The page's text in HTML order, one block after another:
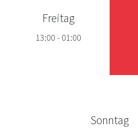
Freitag
13:00 - 01:00
Sonntag